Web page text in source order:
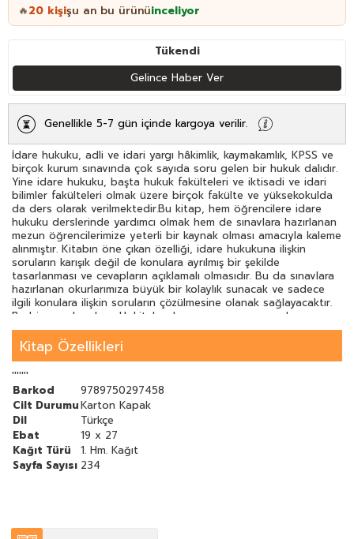
🔥20 kişişu an bu ürünüinceliyor
Tükendi
Gelince Haber Ver
Genellikle 5-7 gün içinde kargoya verilir.
İdare hukuku, adli ve idari yargı hâkimlik, kaymakamlık, KPSS ve
birçok kurum sınavında çok sayıda soru gelen bir hukuk dalıdır.
Yine idare hukuku, başta hukuk fakülteleri ve iktisadi ve idari
bilimler fakülteleri olmak üzere birçok fakülte ve yüksekokulda
da ders olarak verilmektedir.Bu kitap, hem öğrencilere idare
hukuku derslerinde yardımcı olmak hem de sınavlara hazırlanan
mezun öğrencilerimize yeterli bir kaynak olması amacıyla kaleme
alınmıştır. Kitabın öne çıkan özelliği, idare hukukuna ilişkin
soruların karışık değil de konulara ayrılmış bir şekilde
tasarlanması ve cevapların açıklamalı olmasıdır. Bu da sınavlara
hazırlanan okurlarımıza büyük bir kolaylık sunacak ve sadece
ilgili konulara ilişkin soruların çözülmesine olanak sağlayacaktır.
Bu bir sınavlara hazırlık kitabı olmasının yanı sıra soruların
konulara göre tasnif edilmesi ve cevapların açıklamalı olması
sebebiyle aynı zamanda yardımcı bir ders kitabıdır.
Kitap Özellikleri
'''''''
Barkod
9789750297458
Cilt DurumuKarton Kapak
Dil
Türkçe
Ebat
19 x 27
Kağıt Türü
1. Hm. Kağıt
Sayfa Sayısı 234